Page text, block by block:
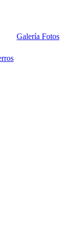
Galería Fotos